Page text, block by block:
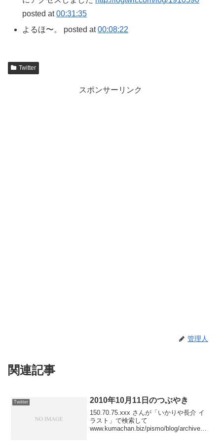
posted at00:31:35
よるほ〜。 posted at00:08:22
Twitter
スポンサーリンク
管理人
関連記事
Twitter 2010年10月11日のつぶやき
150.70.75.xxx さんが「いかりや長介 イ
ラスト」で検索して
www.kumachan.biz/pismo/blog/archives/2